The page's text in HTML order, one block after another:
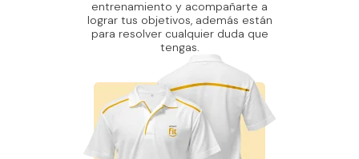
entrenamiento y acompañarte a
lograr tus objetivos, además están
para resolver cualquier duda que
tengas.